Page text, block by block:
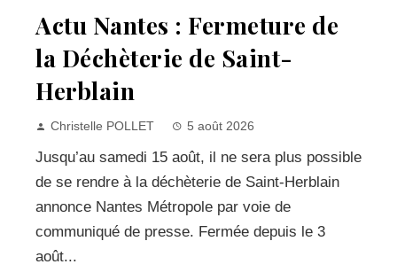
Actu Nantes : Fermeture de
la Déchèterie de Saint-
Herblain
Christelle POLLET 5 août 2026
Jusqu’au samedi 15 août, il ne sera plus possible
de se rendre à la déchèterie de Saint-Herblain
annonce Nantes Métropole par voie de
communiqué de presse. Fermée depuis le 3
août...